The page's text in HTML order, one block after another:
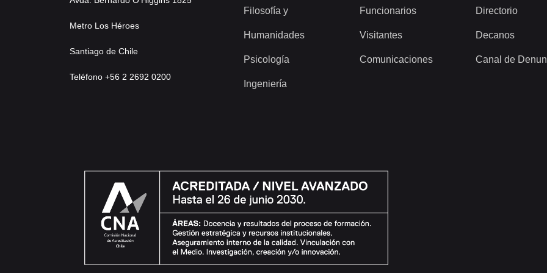
Metro Los Héroes
Santiago de Chile
Teléfono +56 2 2692 0200
Filosofía y
Humanidades
Psicología
Ingeniería
Funcionarios
Visitantes
Comunicaciones
Directorio
Decanos
Canal de